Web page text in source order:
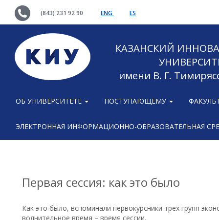
(843) 231 92 90 ENG ES
КАЗАНСКИЙ
имени В. Г.
ОБ УНИВЕРСИТЕТЕ ПОСТУПАЮЩЕМУ
ЭЛЕКТРОННАЯ ИНФОРМАЦИОННО-ОБРАЗОВАТЕЛЬНАЯ
Первая сессия: как это было
Как это было, вспоминали первокурсники трех групп
волнительное время – время сессии.